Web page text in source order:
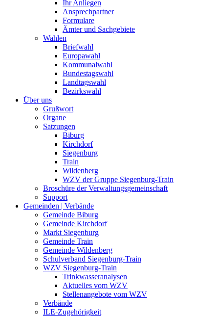
Ihr Anliegen
Ansprechpartner
Formulare
Ämter und Sachgebiete
Wahlen
Briefwahl
Europawahl
Kommunalwahl
Bundestagswahl
Landtagswahl
Bezirkswahl
Über uns
Grußwort
Organe
Satzungen
Biburg
Kirchdorf
Siegenburg
Train
Wildenberg
WZV der Gruppe Siegenburg-Train
Broschüre der Verwaltungsgemeinschaft
Support
Gemeinden | Verbände
Gemeinde Biburg
Gemeinde Kirchdorf
Markt Siegenburg
Gemeinde Train
Gemeinde Wildenberg
Schulverband Siegenburg-Train
WZV Siegenburg-Train
Trinkwasseranalysen
Aktuelles vom WZV
Stellenangebote vom WZV
Verbände
ILE-Zugehörigkeit